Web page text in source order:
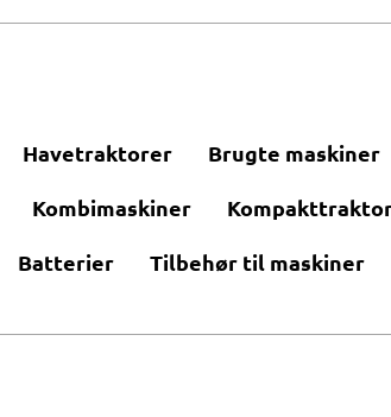
Havetraktorer Brugte maskiner
Kombimaskiner
Batterier Tilbehør til maskiner